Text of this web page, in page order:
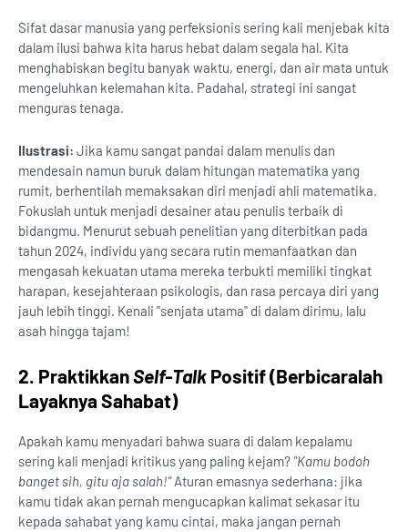
Sifat dasar manusia yang perfeksionis sering kali menjebak kita
dalam ilusi bahwa kita harus hebat dalam segala hal. Kita
menghabiskan begitu banyak waktu, energi, dan air mata untuk
mengeluhkan kelemahan kita. Padahal, strategi ini sangat
menguras tenaga.
Ilustrasi: Jika kamu sangat pandai dalam menulis dan
mendesain namun buruk dalam hitungan matematika yang
rumit, berhentilah memaksakan diri menjadi ahli matematika.
Fokuslah untuk menjadi desainer atau penulis terbaik di
bidangmu. Menurut sebuah penelitian yang diterbitkan pada
tahun 2024, individu yang secara rutin memanfaatkan dan
mengasah kekuatan utama mereka terbukti memiliki tingkat
harapan, kesejahteraan psikologis, dan rasa percaya diri yang
jauh lebih tinggi. Kenali "senjata utama" di dalam dirimu, lalu
asah hingga tajam!
2. PraktikkanSelf-Talk Positif (Berbicaralah
Layaknya Sahabat)
Apakah kamu menyadari bahwa suara di dalam kepalamu
sering kali menjadi kritikus yang paling kejam? "Kamu bodoh
banget sih, gitu aja salah!"Aturan emasnya sederhana: jika
kamu tidak akan pernah mengucapkan kalimat sekasar itu
kepada sahabat yang kamu cintai, maka jangan pernah